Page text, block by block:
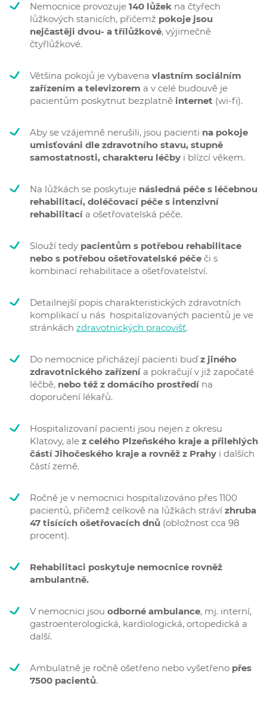
Nemocnice provozuje 140 lůžek na čtyřech
lůžkových stanicích, přičemž pokoje jsou
nejčastěji dvou- a třílůžkové, výjimečně
čtyřlůžkové.
Většina pokojů je vybavena vlastním sociálním
zařízením a televizorem a v celé budouvě je
pacientům poskytnut bezplatně internet (wi-fi).
Aby se vzájemně nerušili, jsou pacienti na pokoje
umisťováni dle zdravotního stavu, stupně
samostatnosti, charakteru léčby i blízcí věkem.
Na lůžkách se poskytuje následná péče s léčebnou
rehabilitací, doléčovací péče s intenzivní
rehabilitací a ošetřovatelská péče.
Slouží tedy pacientům s potřebou rehabilitace
nebo s potřebou ošetřovatelské péče či s
kombinací rehabilitace a ošetřovatelství.
Detailnejší popis charakteristických zdravotních
komplikací u nás hospitalizovaných pacientů je ve
stránkách zdravotnických pracovišť.
Do nemocnice přicházejí pacienti buďz jiného
zdravotnického zařízení a pokračují v již započaté
léčbě, nebo též z domácího prostředí na
doporučení lékařů.
Hospitalizovaní pacienti jsou nejen z okresu
Klatovy, ale z celého Plzeňského kraje a přilehlých
částí Jihočeského kraje a rovněž z Prahy i dalších
částí země.
Ročně je v nemocnici hospitalizováno přes 1100
pacientů, přičemž celkově na lůžkách stráví zhruba
47 tisících ošetřovacích dnů (obložnost cca 98
procent).
Rehabilitaci poskytuje nemocnice rovněž
ambulantně.
V nemocnici jsou odborné ambulance, mj. interní,
gastroenterologická, kardiologická, ortopedická a
další.
Ambulatně je ročně ošetřeno nebo vyšetřeno přes
7500 pacientů.